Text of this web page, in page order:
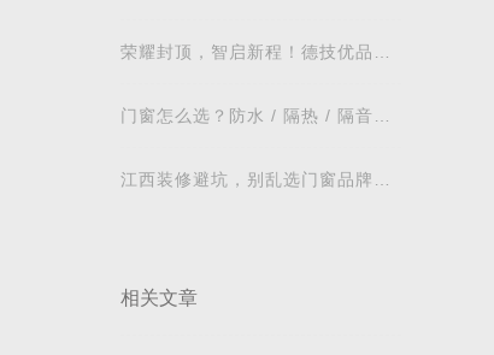
荣耀封顶，智启新程！德技优品门
标杆
门窗怎么选？防水 / 隔热 / 隔音需
业
江西装修避坑，别乱选门窗品牌，
相关文章